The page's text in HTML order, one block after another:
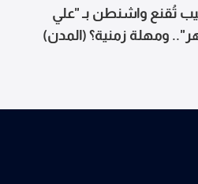
تُقنع واشنطن بـ "علي
ومهلة زمنية؟ (المدن)